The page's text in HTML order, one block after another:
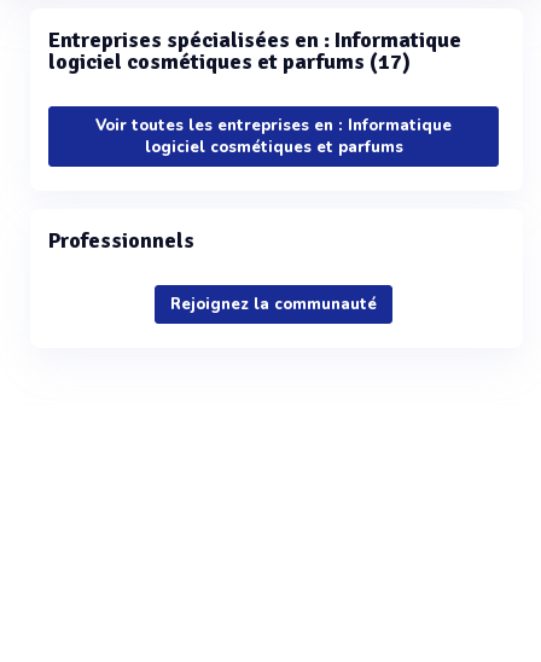
Entreprises spécialisées en : Informatique
logiciel cosmétiques et parfums (17)
Voir toutes les entreprises en : Informatique
logiciel cosmétiques et parfums
Professionnels
Rejoignez la communauté